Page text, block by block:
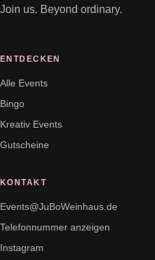
Join us. Beyond ordinary.
ENTDECKEN
Alle Events
Bingo
Kreativ Events
Gutscheine
KONTAKT
Events@JuBoWeinhaus.de
Telefonnummer anzeigen
Instagram